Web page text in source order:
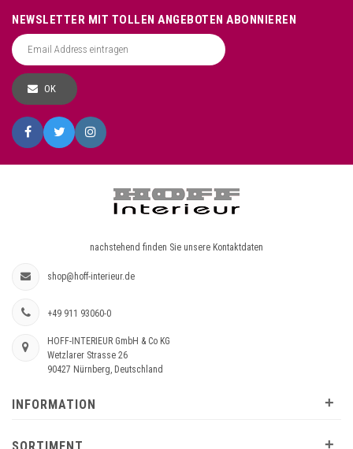
NEWSLETTER MIT TOLLEN ANGEBOTEN ABONNIEREN
OK
nachstehend finden Sie unsere Kontaktdaten
shop@hoff-interieur.de
+49 911 93060-0
HOFF-INTERIEUR GmbH & Co KG
Wetzlarer Strasse 26
90427 Nürnberg, Deutschland
INFORMATION +
+